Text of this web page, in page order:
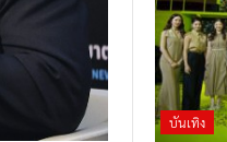
บันเทิง